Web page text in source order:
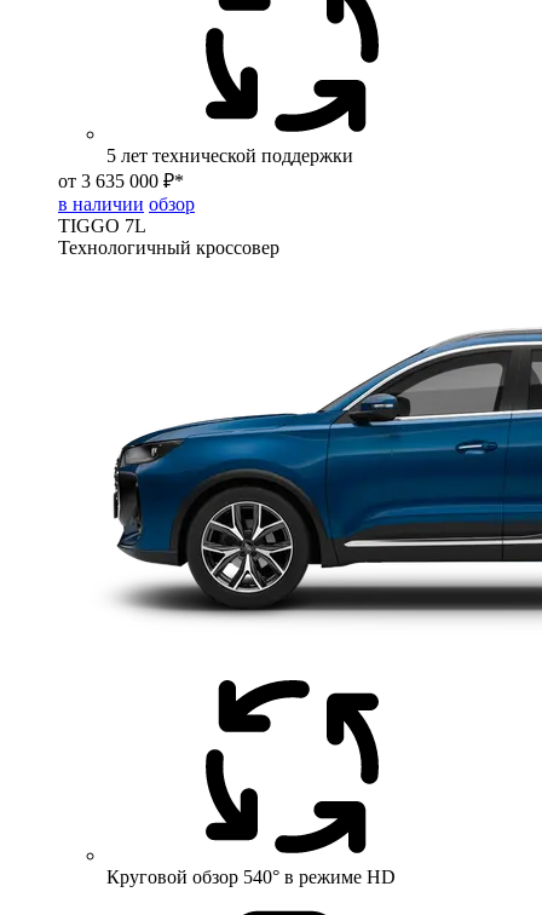
5 лет технической поддержки
от 3 635 000 ₽*
в наличии обзор
TIGGO 7L
Технологичный кроссовер
Круговой обзор 540° в режиме HD